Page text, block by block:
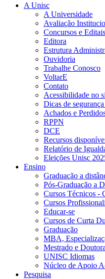
A Unisc
A Universidade
Avaliação
Concursos e Editais
Editora
Estrutura
Ouvidoria
Trabalhe Conosco
VoltarE
Contato
Acessibilidade no
Dicas de segurança
Achados e
RPPN
DCE
Recursos
Relatório de
Eleições Unisc
Ensino
Graduação a
Pós-Graduação a
Cursos Técnicos -
Cursos
Educar-se
Cursos de Curta
Graduação
MBA,
Mestrado e
UNISC Idiomas
Núcleo de Apoio
Pesquisa